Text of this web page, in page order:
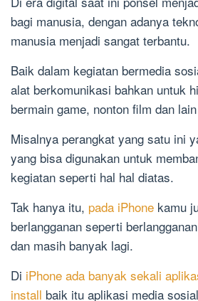
bagi manusia, dengan adanya
manusia menjadi sangat terbantu.
Baik dalam kegiatan bermedia
alat berkomunikasi bahkan untuk
bermain game, nonton film dan
Misalnya perangkat yang satu ini
yang bisa digunakan untuk
kegiatan seperti hal hal diatas.
Tak hanya itu, pada iPhone kamu
berlangganan seperti
dan masih banyak lagi.
Di iPhone ada banyak sekali
install baik itu aplikasi media